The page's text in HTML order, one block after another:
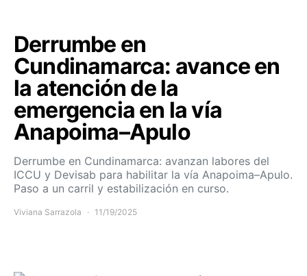
Derrumbe en
Cundinamarca: avance en
la atención de la
emergencia en la vía
Anapoima–Apulo
Derrumbe en Cundinamarca: avanzan labores del
ICCU y Devisab para habilitar la vía Anapoima–Apulo.
Paso a un carril y estabilización en curso.
Viviana Sarrazola 11/19/2025